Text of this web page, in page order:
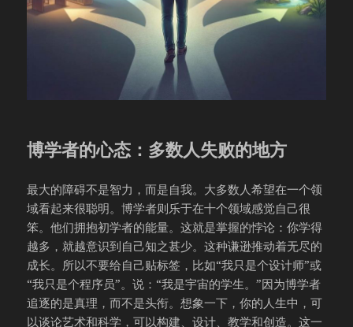
博学者的心态：多数人失败的地方
最大的障碍不是智力，而是自我。大多数人希望在一个领
域看起来很聪明。博学者则乐于在十个领域感觉自己很
笨。他们拥抱初学者的能量。这就是掌握的悖论：你学得
越多，就越意识到自己知之甚少。这种谦逊推动着无尽的
成长。所以不要给自己贴标签，比如“我只是个设计师”或
“我只是个程序员”。说：“我是宇宙的学生。”因为博学者
追逐的是真理，而不是头衔。想象一下，你的人生中，可
以谈论艺术和科学，可以构建、设计、教学和创造。这一